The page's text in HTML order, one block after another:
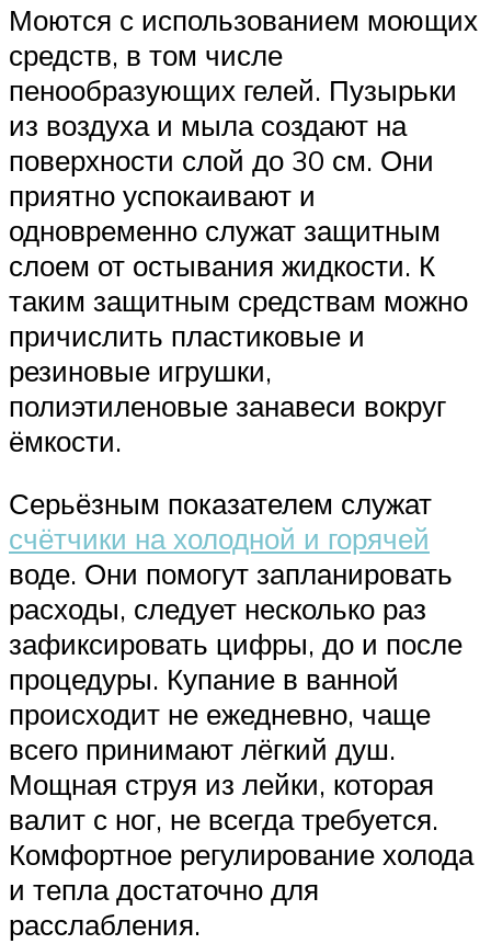
Моются с использованием моющих
средств, в том числе
пенообразующих гелей. Пузырьки
из воздуха и мыла создают на
поверхности слой до 30 см. Они
приятно успокаивают и
одновременно служат защитным
слоем от остывания жидкости. К
таким защитным средствам можно
причислить пластиковые и
резиновые игрушки,
полиэтиленовые занавеси вокруг
ёмкости.
Серьёзным показателем служат
счётчики на холодной и горячей
воде. Они помогут запланировать
расходы, следует несколько раз
зафиксировать цифры, до и после
процедуры. Купание в ванной
происходит не ежедневно, чаще
всего принимают лёгкий душ.
Мощная струя из лейки, которая
валит с ног, не всегда требуется.
Комфортное регулирование холода
и тепла достаточно для
расслабления.